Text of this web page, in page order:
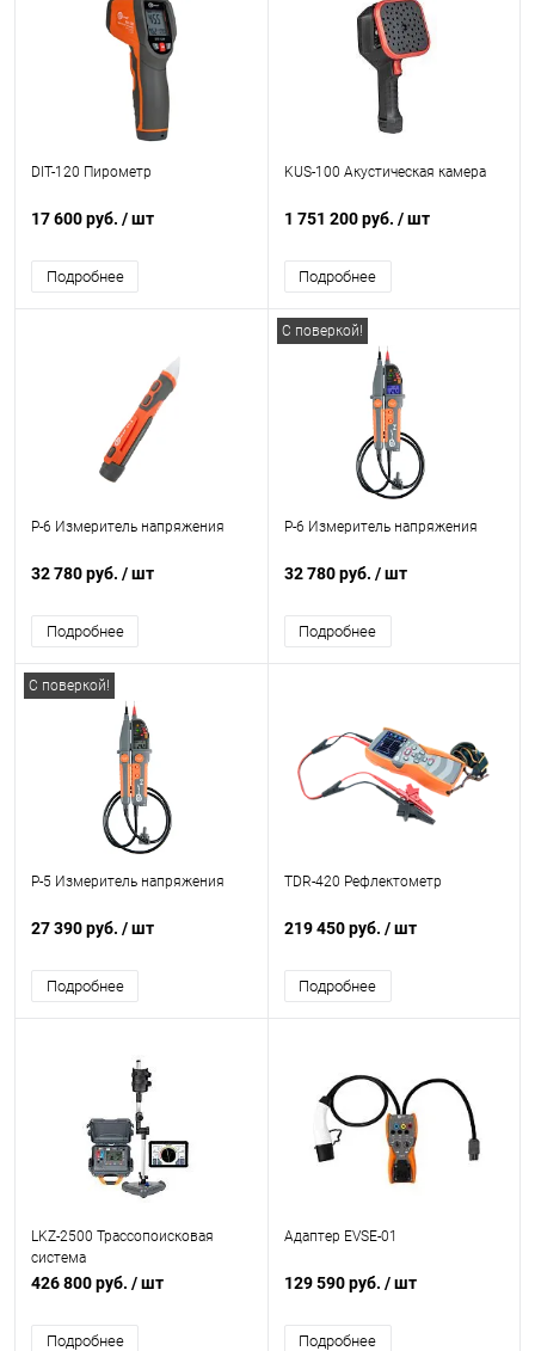
DIT-120 Пирометр
17 600 руб. / шт
Подробнее
KUS-100 Акустическая камера
1 751 200 руб. / шт
Подробнее
P-6 Измеритель напряжения
32 780 руб. / шт
Подробнее
С поверкой!
P-6 Измеритель напряжения
32 780 руб. / шт
Подробнее
С поверкой!
P-5 Измеритель напряжения
27 390 руб. / шт
Подробнее
TDR-420 Рефлектометр
219 450 руб. / шт
Подробнее
LKZ-2500 Трассопоисковая
система
426 800 руб. / шт
Подробнее
Адаптер EVSE-01
129 590 руб. / шт
Подробнее